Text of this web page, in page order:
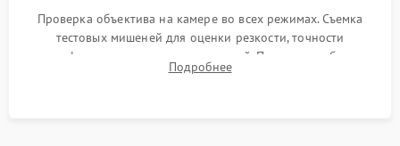
Проверка объектива на камере во всех режимах. Съемка
тестовых мишеней для оценки резкости, точности
автофокуса и отсутствия искажений. Проверка работы
диафрагмы на закрытых значениях и тестирование
Подробнее